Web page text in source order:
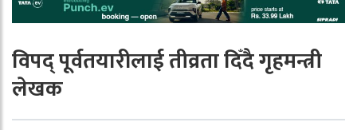
विपद् पूर्वतयारीलाई तीव्रता दिँदै गृहमन्त्री
लेखक